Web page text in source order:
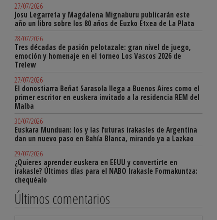
27/07/2026
Josu Legarreta y Magdalena Mignaburu publicarán este
año un libro sobre los 80 años de Euzko Etxea de La Plata
28/07/2026
Tres décadas de pasión pelotazale: gran nivel de juego,
emoción y homenaje en el torneo Los Vascos 2026 de
Trelew
27/07/2026
El donostiarra Beñat Sarasola llega a Buenos Aires como el
primer escritor en euskera invitado a la residencia REM del
Malba
30/07/2026
Euskara Munduan: los y las futuras irakasles de Argentina
dan un nuevo paso en Bahía Blanca, mirando ya a Lazkao
29/07/2026
¿Quieres aprender euskera en EEUU y convertirte en
irakasle? Últimos días para el NABO Irakasle Formakuntza:
chequéalo
Últimos comentarios